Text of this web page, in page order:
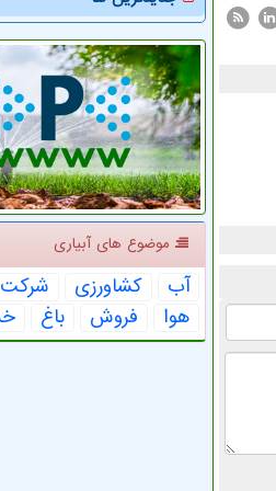
موضوع های آبیاری
آب كشاورزی شركت
هوا
فروش باغ